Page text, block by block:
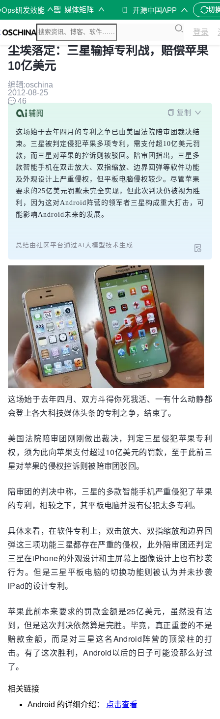
研发效能 媒体矩阵 开源中国APP 切
登录
尘埃落定：三星输掉专利战，赔偿苹果
10亿美元
编辑:oschina
2012-08-25
46
复制
这场始于去年四月的专利之争已由美国法院陪审团裁决结
束。三星被判定侵犯苹果多项专利，需支付超10亿美元罚
款，而三星对苹果的控诉则被驳回。陪审团指出，三星多
款智能手机在双击放大、双指缩放、边界回弹等软件功能
及外观设计上严重侵权，但平板电脑侵权较少。尽管苹果
要求的25亿美元罚款未完全实现，但此次判决仍被视为胜
利，因为这对Android阵营的领军者三星构成重大打击，可
能影响Android未来的发展。
总结由社区平台通过AI大模型技术生成
这场始于去年四月、双方斗得你死我活、一有什么动静都
会登上各大科技媒体头条的专利之争，结束了。
美国法院陪审团刚刚做出裁决，判定三星侵犯苹果专利
权，须为此向苹果支付超过10亿美元的罚款，至于此前三
星对苹果的侵权控诉则被陪审团驳回。
陪审团的判决中称，三星的多款智能手机严重侵犯了苹果
的专利，相较之下，其平板电脑并没有侵犯太多专利。
具体来看，在软件专利上，双击放大、双指缩放和边界回
弹这三项功能三星都存在严重的侵权，此外陪审团还判定
三星在iPhone的外观设计和主屏幕上图像设计上也有抄袭
行为。但是三星平板电脑的切换功能则被认为并未抄袭
iPad的设计专利。
苹果此前本来要求的罚款金额是25亿美元，虽然没有达
到，但是这次判决依然算是完胜。毕竟，真正重要的不是
赔款金额，而是对三星这名Android阵营的顶梁柱的打
击。有了这次胜利，Android以后的日子可能没那么好过
了。
相关链接
Android 的详细介绍： 点击查看